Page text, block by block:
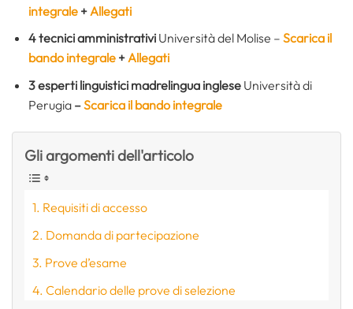
integrale+ Allegati
4 tecnici amministrativiUniversità del Molise – Scarica il
bando integrale+Allegati
3 esperti linguistici madrelingua ingleseUniversità di
Perugia–Scarica il bando integrale
Gli argomenti dell'articolo
Requisiti di accesso
Domanda di partecipazione
Prove d’esame
Calendario delle prove di selezione